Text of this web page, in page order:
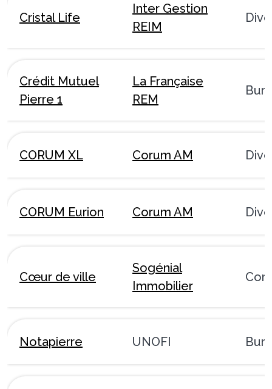
Cristal Life
Inter Gestion
REIM
Crédit Mutuel
Pierre 1
La Française
REM
CORUM XL Corum AM
CORUM Eurion Corum AM
Cœur de ville
Sogénial
Immobilier
Notapierre UNOFI